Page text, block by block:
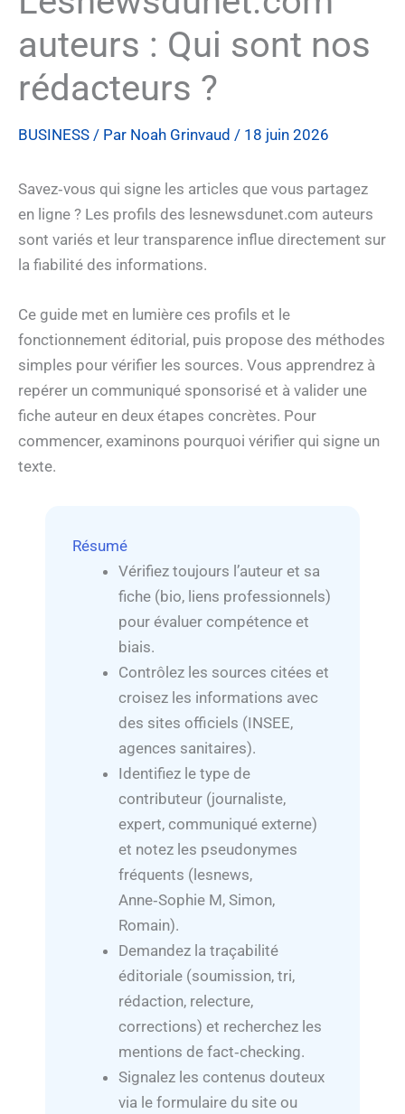
auteurs : Qui sont nos
rédacteurs ?
BUSINESS / Par Noah Grinvaud / 18 juin 2026
Savez‑vous qui signe les articles que vous partagez
en ligne ? Les profils des lesnewsdunet.com auteurs
sont variés et leur transparence influe directement sur
la fiabilité des informations.
Ce guide met en lumière ces profils et le
fonctionnement éditorial, puis propose des méthodes
simples pour vérifier les sources. Vous apprendrez à
repérer un communiqué sponsorisé et à valider une
fiche auteur en deux étapes concrètes. Pour
commencer, examinons pourquoi vérifier qui signe un
texte.
Résumé
Vérifiez toujours l’auteur et sa
fiche (bio, liens professionnels)
pour évaluer compétence et
biais.
Contrôlez les sources citées et
croisez les informations avec
des sites officiels (INSEE,
agences sanitaires).
Identifiez le type de
contributeur (journaliste,
expert, communiqué externe)
et notez les pseudonymes
fréquents (lesnews,
Anne‑Sophie M, Simon,
Romain).
Demandez la traçabilité
éditoriale (soumission, tri,
rédaction, relecture,
corrections) et recherchez les
mentions de fact‑checking.
Signalez les contenus douteux
via le formulaire du site ou